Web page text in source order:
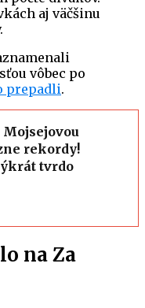
aj väčšinu
vôbec po
prepadli.
rekordy!
tvrdo
na Za